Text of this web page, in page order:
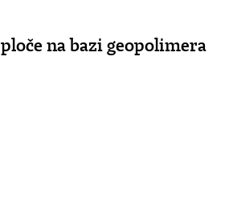
na bazi geopolimera